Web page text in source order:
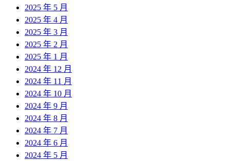
2025 年 5 月
2025 年 4 月
2025 年 3 月
2025 年 2 月
2025 年 1 月
2024 年 12 月
2024 年 11 月
2024 年 10 月
2024 年 9 月
2024 年 8 月
2024 年 7 月
2024 年 6 月
2024 年 5 月